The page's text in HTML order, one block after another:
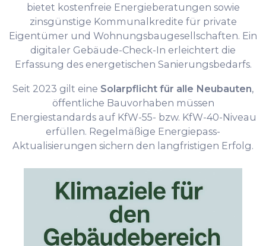
bietet kostenfreie Energieberatungen sowie
zinsgünstige Kommunalkredite für private
Eigentümer und Wohnungsbaugesellschaften. Ein
digitaler Gebäude-Check-In erleichtert die
Erfassung des energetischen Sanierungsbedarfs.
Seit 2023 gilt eine Solarpflicht für alle Neubauten,
öffentliche Bauvorhaben müssen
Energiestandards auf KfW-55- bzw. KfW-40-Niveau
erfüllen. Regelmäßige Energiepass-
Aktualisierungen sichern den langfristigen Erfolg.